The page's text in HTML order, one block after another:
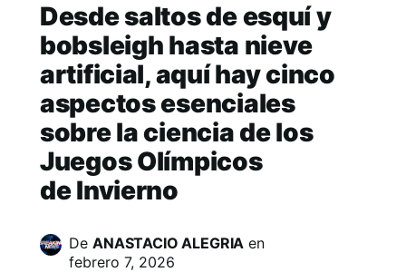
Desde saltos de esquí y
bobsleigh hasta nieve
artificial, aquí hay cinco
aspectos esenciales
sobre la ciencia de los
Juegos Olímpicos
de Invierno
De ANASTACIO ALEGRIA en
febrero 7, 2026